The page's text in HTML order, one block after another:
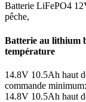
Batterie LiFePO4
pêche,
Batterie au lithium
température
14.8V 10.5Ah haut
commande
14.8V 10.5Ah haut